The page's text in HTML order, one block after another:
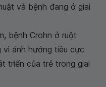
và bệnh đang ở giai
bệnh Crohn ở ruột
ảnh hưởng tiêu cực
triển của trẻ trong giai